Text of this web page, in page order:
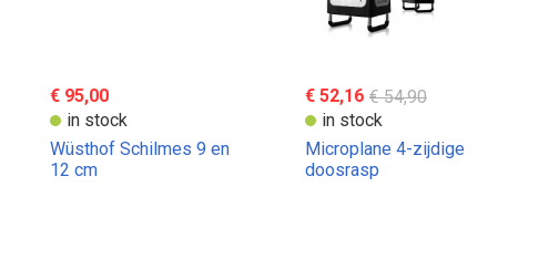
€ 95,00
in stock
Wüsthof Schilmes 9 en
12 cm
€ 52,16 € 54,90
in stock
Microplane 4-zijdige
doosrasp